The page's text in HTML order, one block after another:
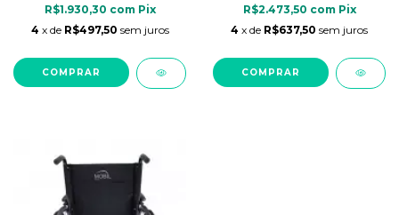
R$1.930,30 com Pix
4 x de R$497,50 sem juros
R$2.473,50 com Pix
4 x de R$637,50 sem juros